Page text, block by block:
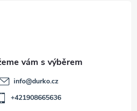
info@durko.cz
+421908665636